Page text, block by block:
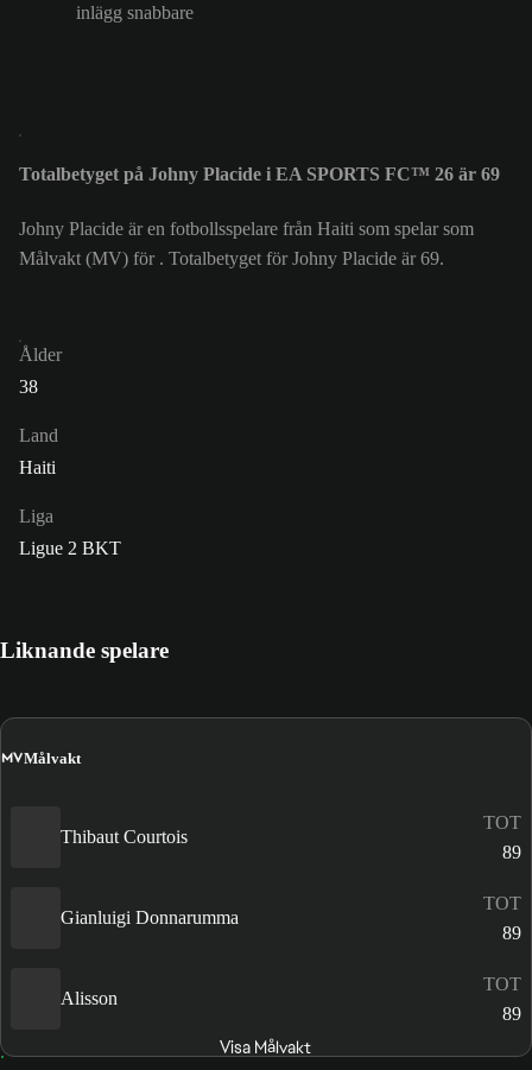
inlägg snabbare
Totalbetyget på Johny Placide i EA SPORTS FC™ 26 är 69
Johny Placide är en fotbollsspelare från Haiti som spelar som
Målvakt (MV) för . Totalbetyget för Johny Placide är 69.
Ålder
38
Land
Haiti
Liga
Ligue 2 BKT
Liknande spelare
MVMålvakt
Thibaut Courtois
TOT
89
Gianluigi Donnarumma
TOT
89
Alisson
TOT
89
Visa Målvakt